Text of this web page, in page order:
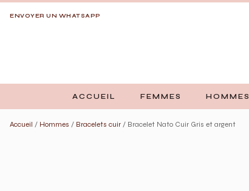
ENVOYER UN WHATSAPP
ACCUEIL FEMMES HOMMES
Accueil / Hommes / Bracelets cuir / Bracelet Nato Cuir Gris et argent